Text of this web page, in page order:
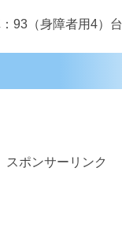
93（身障者用4）台
スポンサーリンク